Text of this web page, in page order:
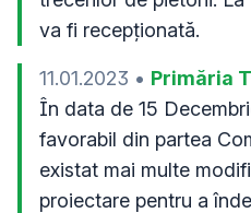
va fi recepționată.
11.01.2023 • Primăria
În data de 15
favorabil din partea
existat mai multe
proiectare pentru a